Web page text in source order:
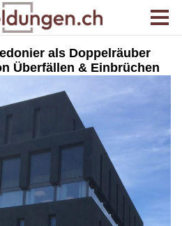
als Doppelräuber
Überfällen & Einbrüchen